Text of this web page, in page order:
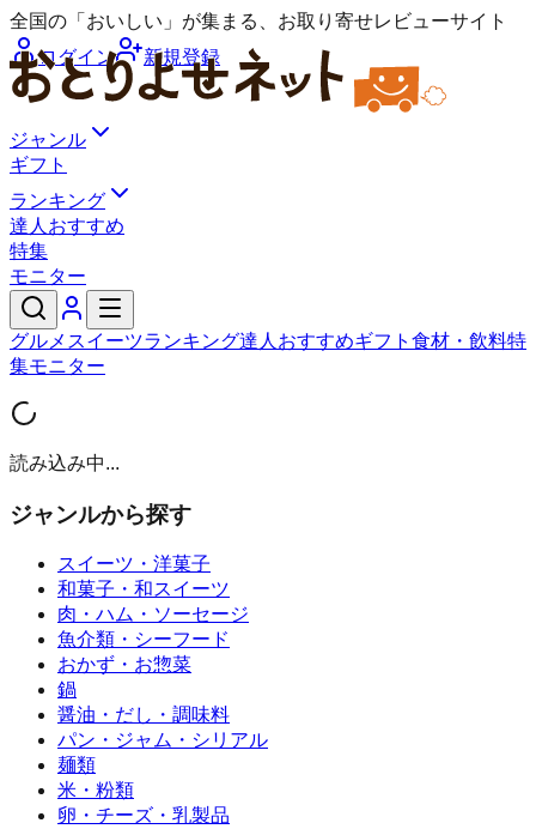
全国の「おいしい」が集まる、お取り寄せレビューサイト
ログイン
新規登録
ジャンル
ギフト
ランキング
達人おすすめ
特集
モニター
グルメ スイーツランキング達人おすすめギフト 食材・飲料特
集モニター
読み込み中...
ジャンルから探す
スイーツ・洋菓子
和菓子・和スイーツ
肉・ハム・ソーセージ
魚介類・シーフード
おかず・お惣菜
鍋
醤油・だし・調味料
パン・ジャム・シリアル
麺類
米・粉類
卵・チーズ・乳製品